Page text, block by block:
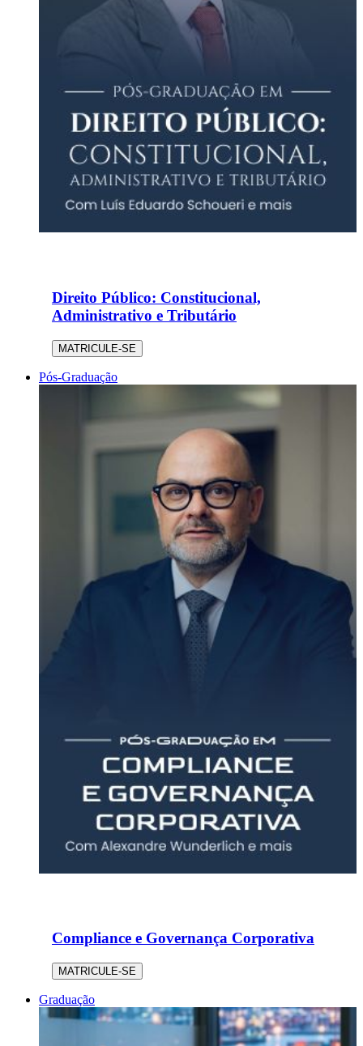
Direito Público: Constitucional,
Administrativo e Tributário
MATRICULE-SE
Pós-Graduação
Compliance e Governança Corporativa
MATRICULE-SE
Graduação